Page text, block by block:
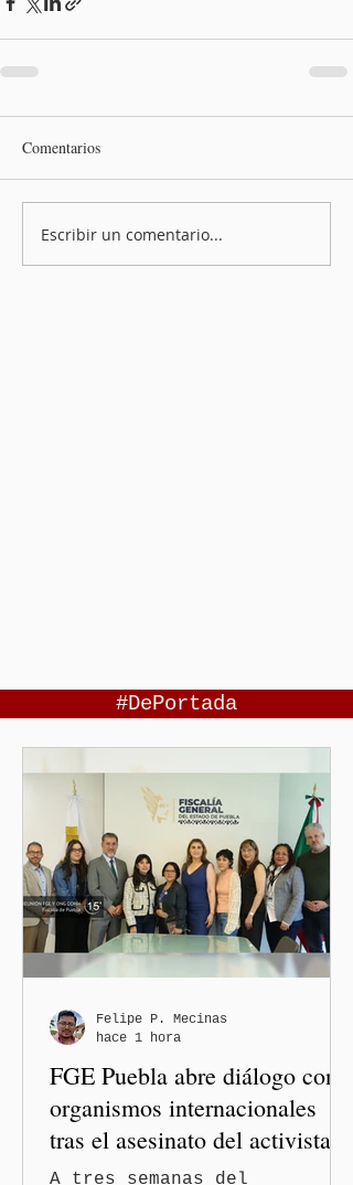
Comentarios
Escribir un comentario...
#DePortada
FGE Puebla abre diálogo con
organismos internacionales
tras el asesinato del activista y
comunicador Josué Martínez
A tres semanas del
Felipe P. Mecinas
hace 1 hora